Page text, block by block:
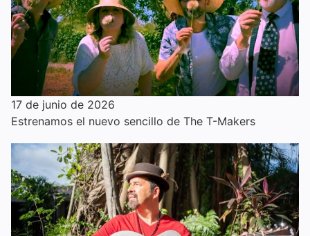
17 de junio de 2026
Estrenamos el nuevo sencillo de The T-Makers